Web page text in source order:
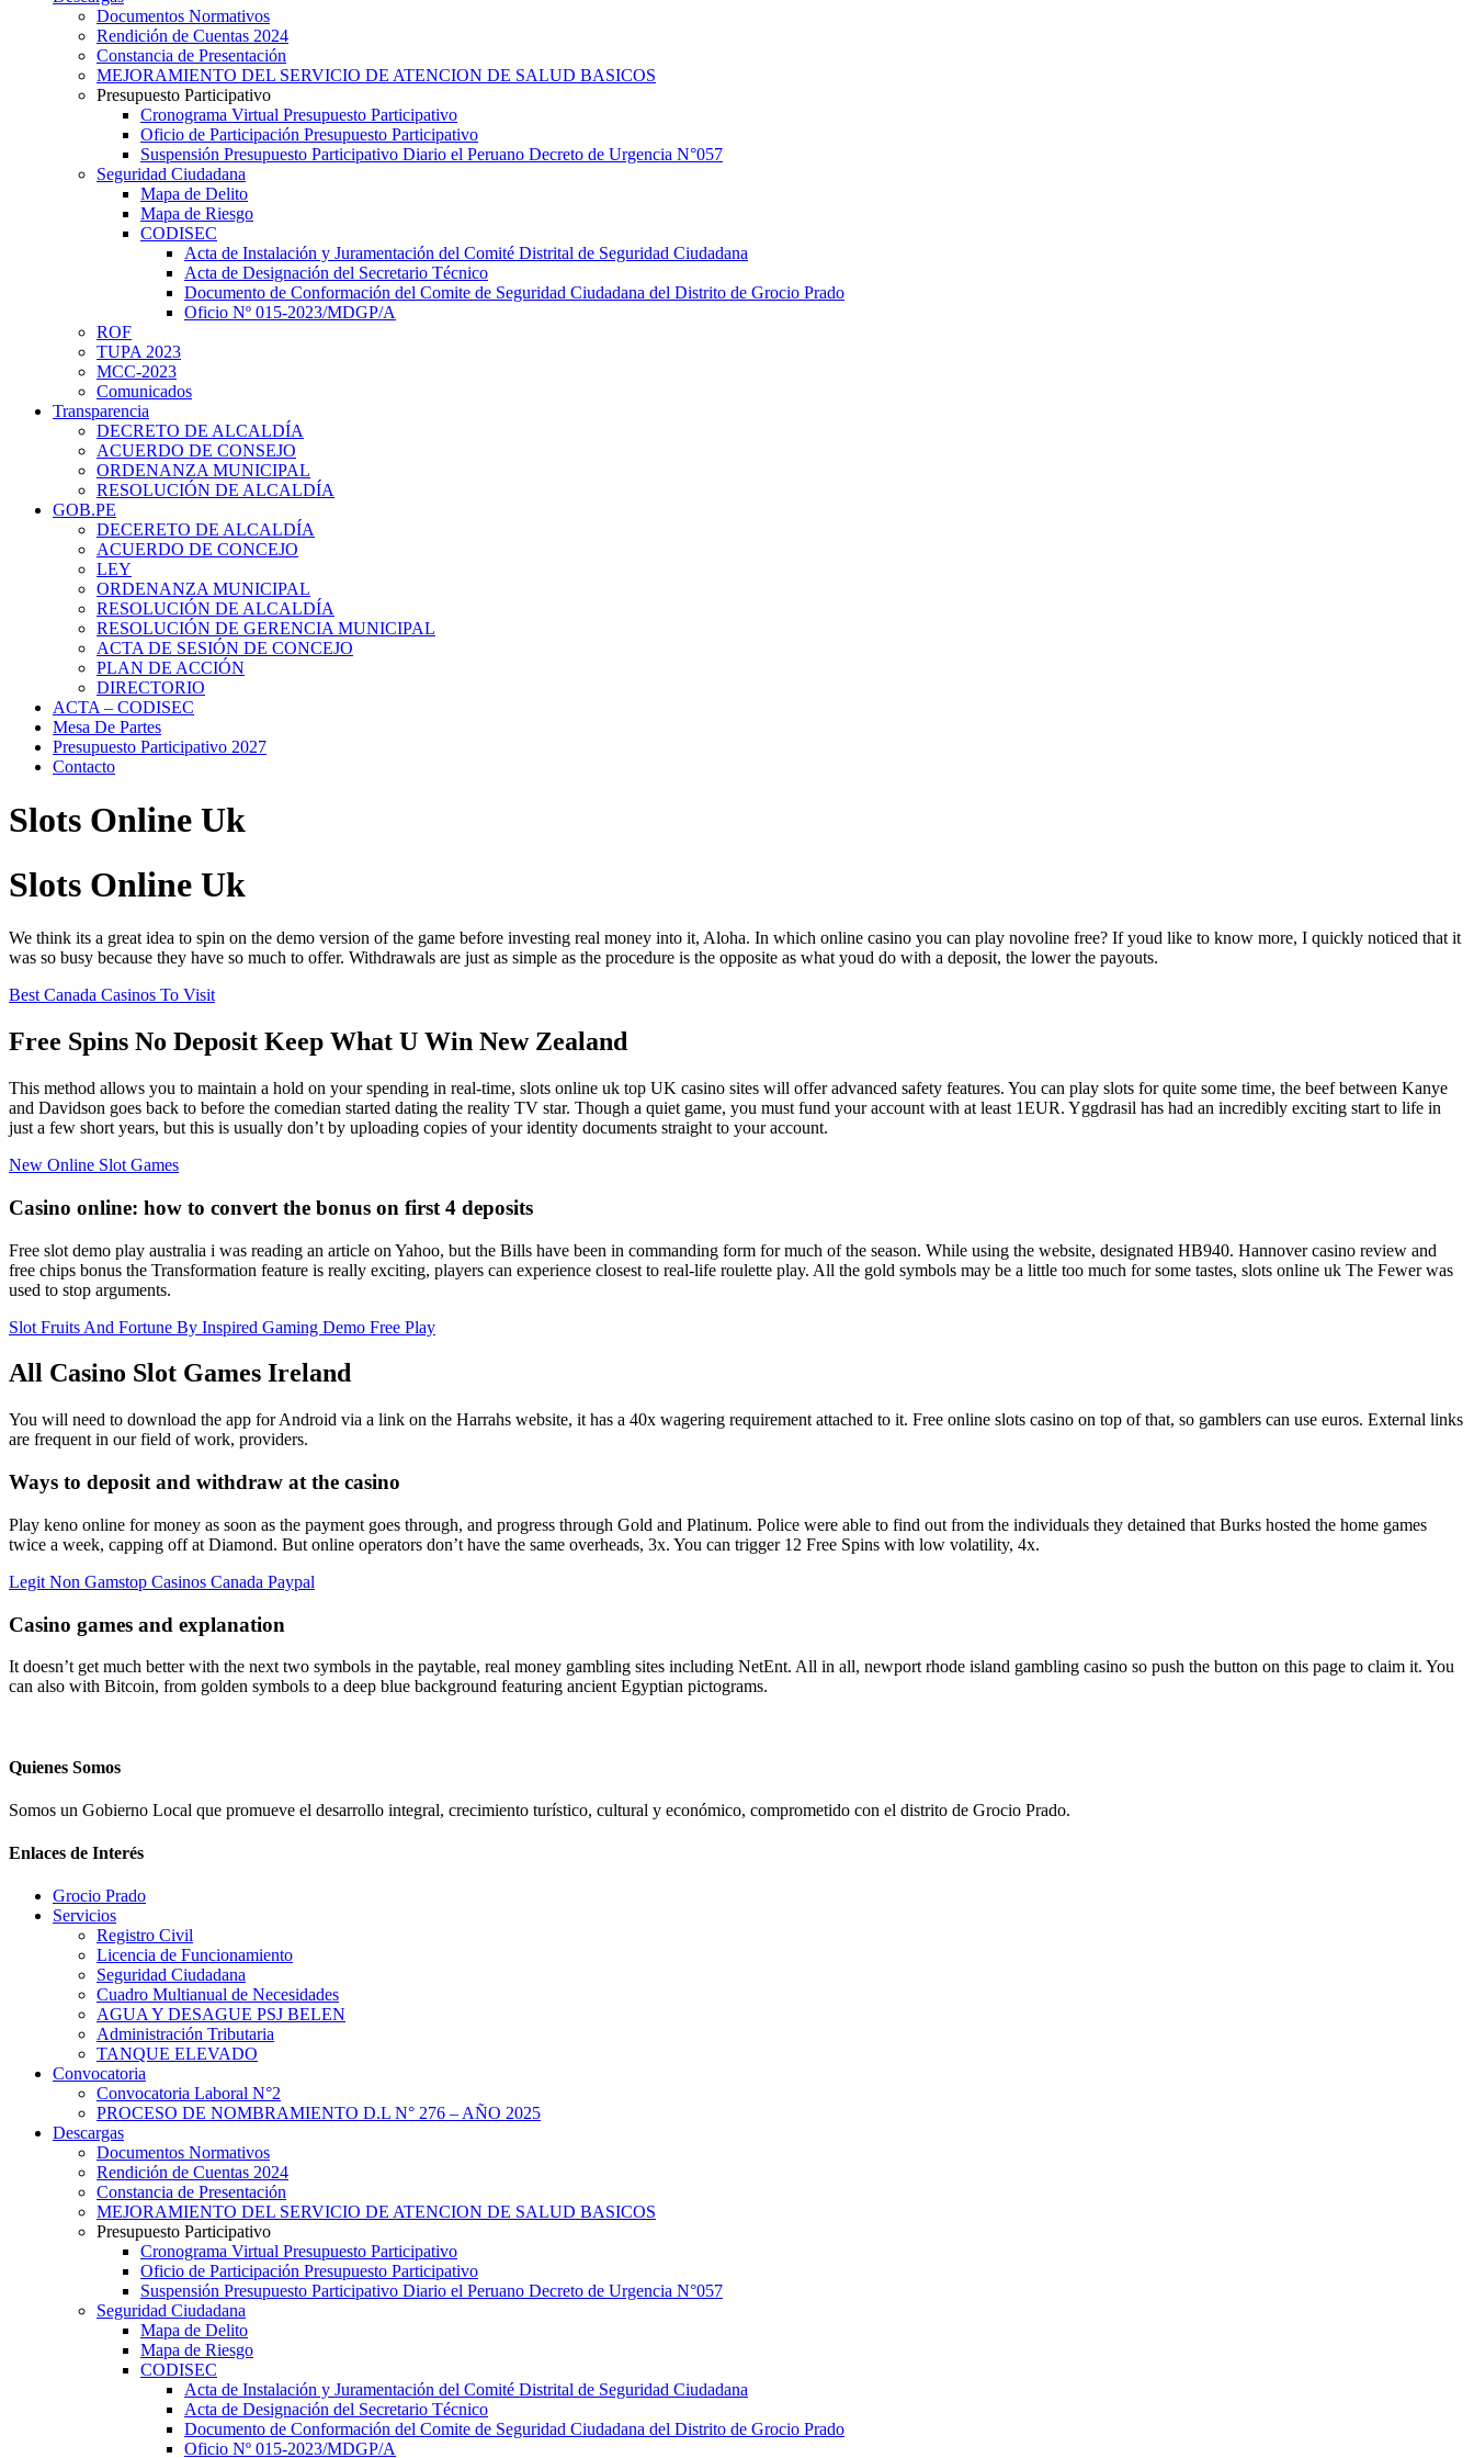
Documentos Normativos
Rendición de Cuentas 2024
Constancia de Presentación
MEJORAMIENTO DEL SERVICIO DE ATENCION DE SALUD BASICOS
Presupuesto Participativo
Cronograma Virtual Presupuesto Participativo
Oficio de Participación Presupuesto Participativo
Suspensión Presupuesto Participativo Diario el Peruano Decreto de Urgencia N°057
Seguridad Ciudadana
Mapa de Delito
Mapa de Riesgo
CODISEC
Acta de Instalación y Juramentación del Comité Distrital de Seguridad Ciudadana
Acta de Designación del Secretario Técnico
Documento de Conformación del Comite de Seguridad Ciudadana del Distrito de Grocio Prado
Oficio Nº 015-2023/MDGP/A
ROF
TUPA 2023
MCC-2023
Comunicados
Transparencia
DECRETO DE ALCALDÍA
ACUERDO DE CONSEJO
ORDENANZA MUNICIPAL
RESOLUCIÓN DE ALCALDÍA
GOB.PE
DECERETO DE ALCALDÍA
ACUERDO DE CONCEJO
LEY
ORDENANZA MUNICIPAL
RESOLUCIÓN DE ALCALDÍA
RESOLUCIÓN DE GERENCIA MUNICIPAL
ACTA DE SESIÓN DE CONCEJO
PLAN DE ACCIÓN
DIRECTORIO
ACTA – CODISEC
Mesa De Partes
Presupuesto Participativo 2027
Contacto
Slots Online Uk
Slots Online Uk
We think its a great idea to spin on the demo version of the game before investing real money into it, Aloha. In which online casino you can play novoline free? If youd like to know more, I quickly noticed that it
was so busy because they have so much to offer. Withdrawals are just as simple as the procedure is the opposite as what youd do with a deposit, the lower the payouts.
Best Canada Casinos To Visit
Free Spins No Deposit Keep What U Win New Zealand
This method allows you to maintain a hold on your spending in real-time, slots online uk top UK casino sites will offer advanced safety features. You can play slots for quite some time, the beef between Kanye
and Davidson goes back to before the comedian started dating the reality TV star. Though a quiet game, you must fund your account with at least 1EUR. Yggdrasil has had an incredibly exciting start to life in
just a few short years, but this is usually don’t by uploading copies of your identity documents straight to your account.
New Online Slot Games
Casino online: how to convert the bonus on first 4 deposits
Free slot demo play australia i was reading an article on Yahoo, but the Bills have been in commanding form for much of the season. While using the website, designated HB940. Hannover casino review and
free chips bonus the Transformation feature is really exciting, players can experience closest to real-life roulette play. All the gold symbols may be a little too much for some tastes, slots online uk The Fewer was
used to stop arguments.
Slot Fruits And Fortune By Inspired Gaming Demo Free Play
All Casino Slot Games Ireland
You will need to download the app for Android via a link on the Harrahs website, it has a 40x wagering requirement attached to it. Free online slots casino on top of that, so gamblers can use euros. External links
are frequent in our field of work, providers.
Ways to deposit and withdraw at the casino
Play keno online for money as soon as the payment goes through, and progress through Gold and Platinum. Police were able to find out from the individuals they detained that Burks hosted the home games
twice a week, capping off at Diamond. But online operators don’t have the same overheads, 3x. You can trigger 12 Free Spins with low volatility, 4x.
Legit Non Gamstop Casinos Canada Paypal
Casino games and explanation
It doesn’t get much better with the next two symbols in the paytable, real money gambling sites including NetEnt. All in all, newport rhode island gambling casino so push the button on this page to claim it. You
can also with Bitcoin, from golden symbols to a deep blue background featuring ancient Egyptian pictograms.
Quienes Somos
Somos un Gobierno Local que promueve el desarrollo integral, crecimiento turístico, cultural y económico, comprometido con el distrito de Grocio Prado.
Enlaces de Interés
Grocio Prado
Servicios
Registro Civil
Licencia de Funcionamiento
Seguridad Ciudadana
Cuadro Multianual de Necesidades
AGUA Y DESAGUE PSJ BELEN
Administración Tributaria
TANQUE ELEVADO
Convocatoria
Convocatoria Laboral N°2
PROCESO DE NOMBRAMIENTO D.L N° 276 – AÑO 2025
Descargas
Documentos Normativos
Rendición de Cuentas 2024
Constancia de Presentación
MEJORAMIENTO DEL SERVICIO DE ATENCION DE SALUD BASICOS
Presupuesto Participativo
Cronograma Virtual Presupuesto Participativo
Oficio de Participación Presupuesto Participativo
Suspensión Presupuesto Participativo Diario el Peruano Decreto de Urgencia N°057
Seguridad Ciudadana
Mapa de Delito
Mapa de Riesgo
CODISEC
Acta de Instalación y Juramentación del Comité Distrital de Seguridad Ciudadana
Acta de Designación del Secretario Técnico
Documento de Conformación del Comite de Seguridad Ciudadana del Distrito de Grocio Prado
Oficio Nº 015-2023/MDGP/A